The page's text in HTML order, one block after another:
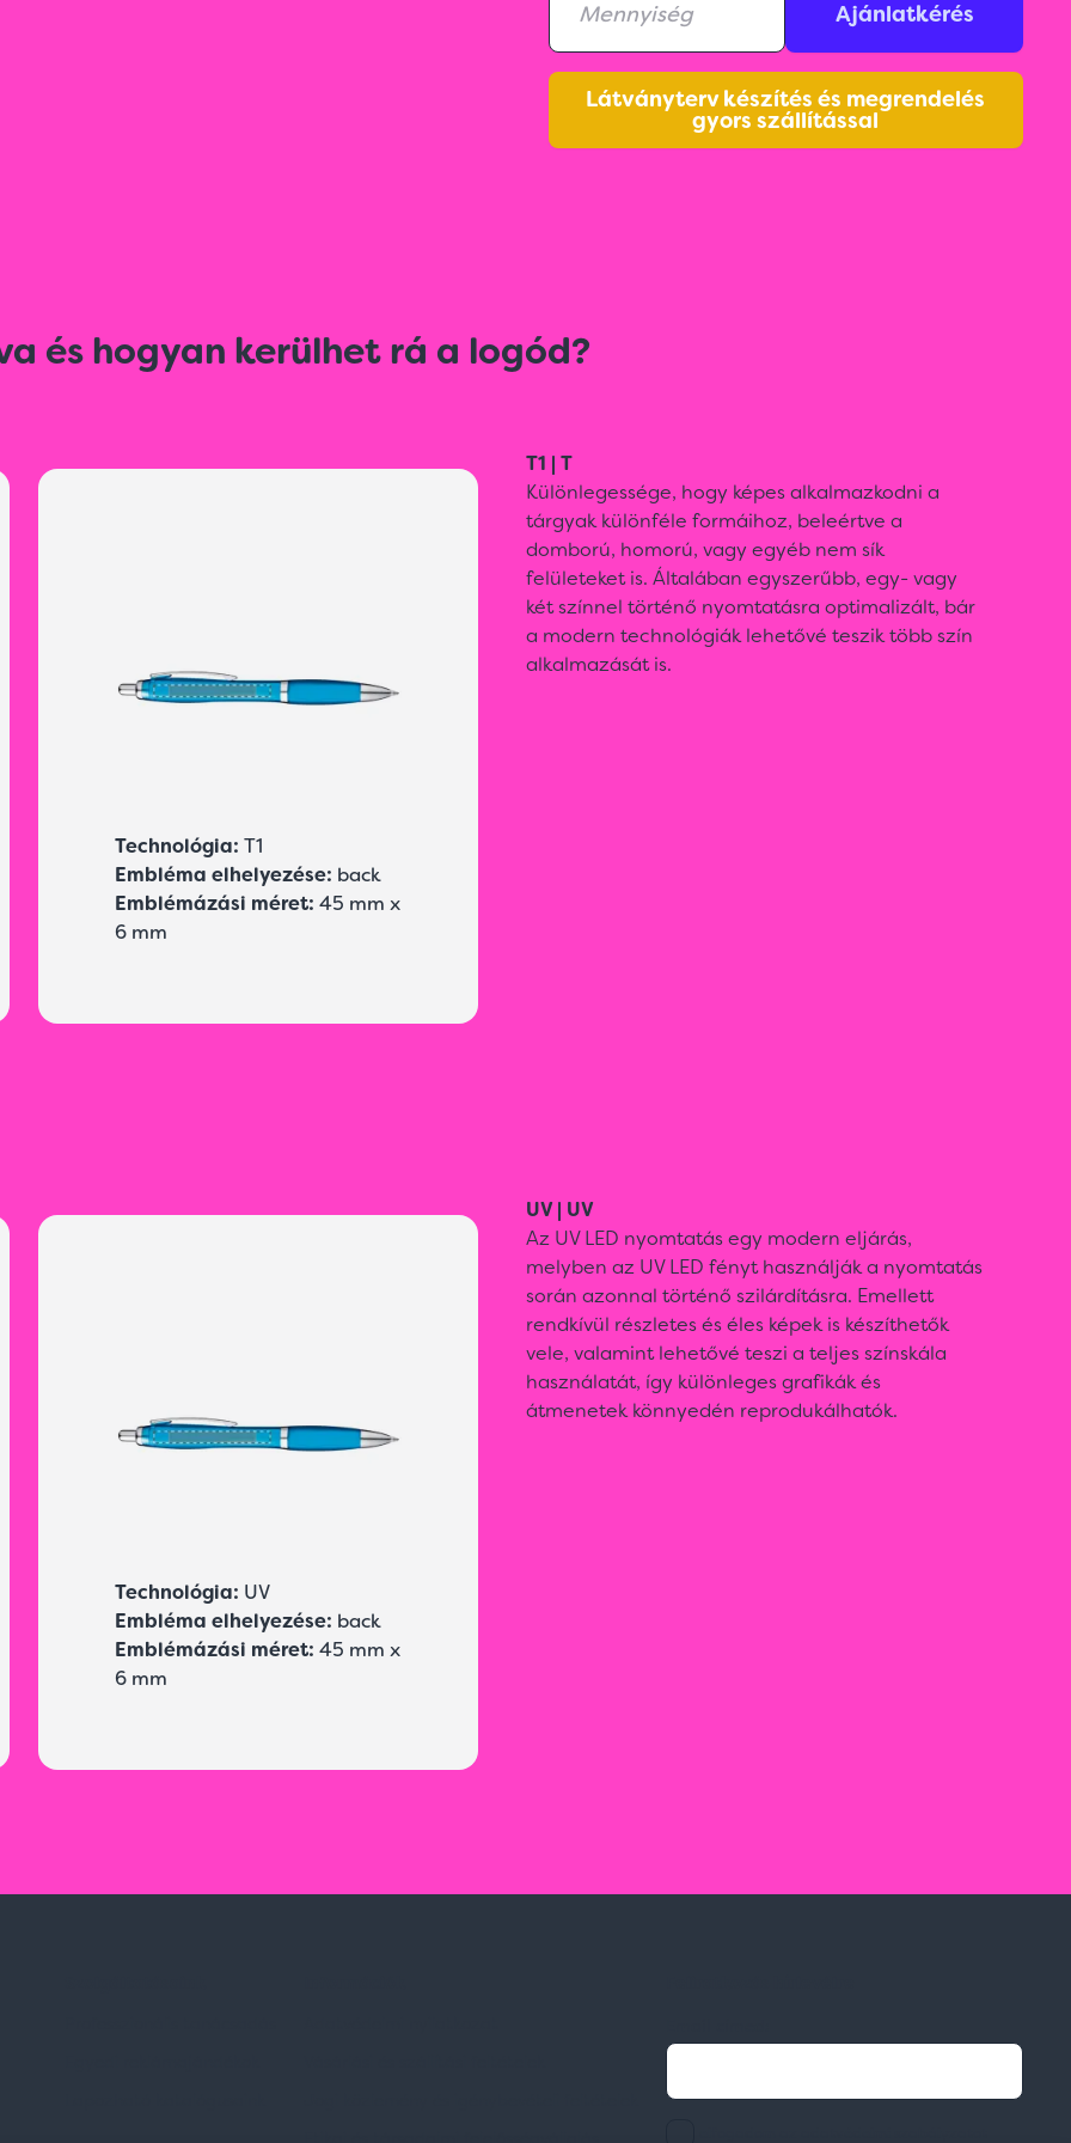
Ajánlatkérés
Látványterv készítés és megrendelés
gyors szállítással
és hogyan kerülhet rá a logód?
Technológia: T1
Embléma elhelyezése: back
Emblémázási méret: 45 mm x
6 mm
T1 | T
Különlegessége, hogy képes alkalmazkodni a
tárgyak különféle formáihoz, beleértve a
domború, homorú, vagy egyéb nem sík
felületeket is. Általában egyszerűbb, egy- vagy
két színnel történő nyomtatásra optimalizált, bár
a modern technológiák lehetővé teszik több szín
alkalmazását is.
Technológia: UV
Embléma elhelyezése: back
Emblémázási méret: 45 mm x
6 mm
UV | UV
Az UV LED nyomtatás egy modern eljárás,
melyben az UV LED fényt használják a nyomtatás
során azonnal történő szilárdításra. Emellett
rendkívül részletes és éles képek is készíthetők
vele, valamint lehetővé teszi a teljes színskála
használatát, így különleges grafikák és
átmenetek könnyedén reprodukálhatók.